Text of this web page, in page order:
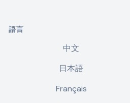
語言
中文
日本語
Français